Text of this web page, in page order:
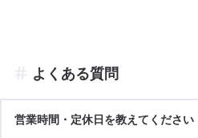
よくある質問
営業時間・定休日を教えてください